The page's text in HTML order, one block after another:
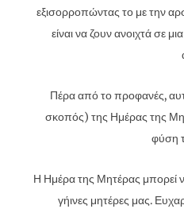
εξισορροπώντας το με την
είναι να ζουν ανοιχτά σε
Πέρα ​​από το προφανές,
σκοπός) της Ημέρας της
φύση
Η Ημέρα της Μητέρας μπορεί
γήινες μητέρες μας.